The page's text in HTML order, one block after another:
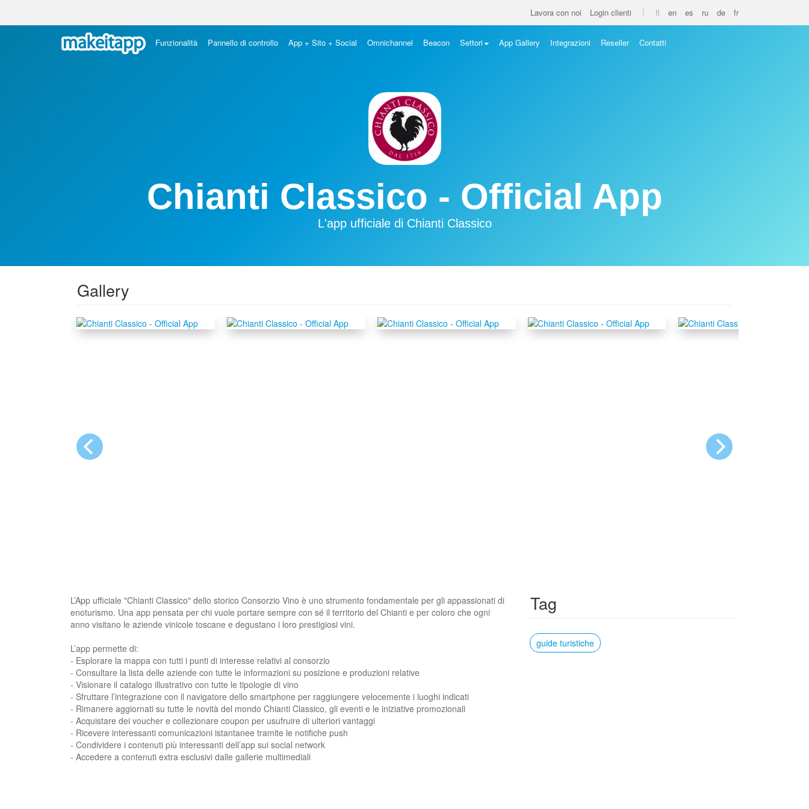
Lavora con noi Login clienti it en es ru de fr
Funzionalità Pannello di controllo App + Sito + Social Omnichannel Beacon Settori App Gallery Integrazioni Reseller Contatti
Chianti Classico - Official App
L'app ufficiale di Chianti Classico
Gallery
L’App ufficiale "Chianti Classico" dello storico Consorzio Vino è uno strumento fondamentale per gli appassionati di
enoturismo. Una app pensata per chi vuole portare sempre con sé il territorio del Chianti e per coloro che ogni
anno visitano le aziende vinicole toscane e degustano i loro prestigiosi vini.
L’app permette di:
- Esplorare la mappa con tutti i punti di interesse relativi al consorzio
- Consultare la lista delle aziende con tutte le informazioni su posizione e produzioni relative
- Visionare il catalogo illustrativo con tutte le tipologie di vino
- Sfruttare l’integrazione con il navigatore dello smartphone per raggiungere velocemente i luoghi indicati
- Rimanere aggiornati su tutte le novità del mondo Chianti Classico, gli eventi e le iniziative promozionali
- Acquistare dei voucher e collezionare coupon per usufruire di ulteriori vantaggi
- Ricevere interessanti comunicazioni istantanee tramite le notifiche push
- Condividere i contenuti più interessanti dell’app sui social network
- Accedere a contenuti extra esclusivi dalle gallerie multimediali
Tag
guide turistiche